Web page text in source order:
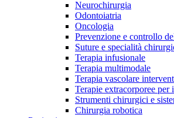
Campione stomia o cateteri
Richiedi gratuitamente un campione
Trova la tua opportunità di lavoro!
Scopri le opportunità di carriera del
Neurochirurgia
Odontoiatria
Oncologia
Prevenzione e controllo
Suture e specialità
Terapia infusionale
Terapia multimodale
Terapia vascolare
Terapie extracorporee per
Strumenti chirurgici e
Chirurgia robotica